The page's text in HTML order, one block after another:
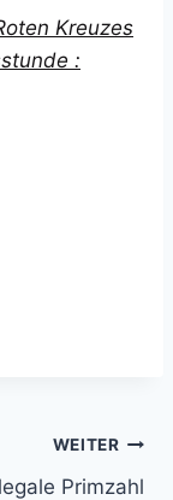
Kreuzes
:
WEITER
Primzahl